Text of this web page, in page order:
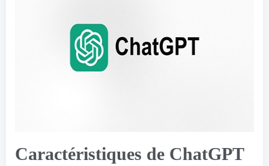
Caractéristiques de ChatGPT